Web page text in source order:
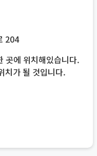
204
곳에 위치해있습니다.
치가 될 것입니다.